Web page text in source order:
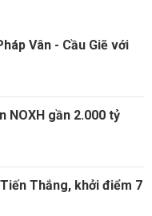
Vân - Cầu Giẽ với
NOXH gần 2.000 tỷ
Thắng, khởi điểm 7